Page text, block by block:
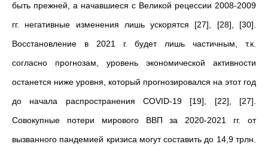
быть прежней, а начавшиеся с Великой рецессии 2008-2009
гг. негативные изменения лишь ускорятся [27], [28], [30].
Восстановление в 2021 г. будет лишь частичным, т.к.
согласно прогнозам, уровень экономической активности
останется ниже уровня, который прогнозировался на этот год
до начала распространения COVID-19 [19], [22], [27].
Совокупные потери мирового ВВП за 2020-2021 гг. от
вызванного пандемией кризиса могут составить до 14,9 трлн.